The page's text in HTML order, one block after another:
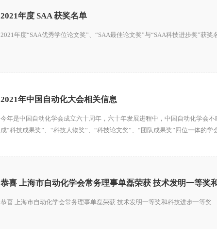
2021年度 SAA 获奖名单
2021年度“SAA优秀学位论文奖”、“SAA最佳论文奖”与“SAA科技进步奖”获奖
2021年中国自动化大会相关信息
今年是中国自动化学会成立六十周年，六十年发展进程中，中国自动化学会
成“科技成果奖”、“科技人物奖”、“科技论文奖”、“团队成果奖”四位一体的
恭喜 上海市自动化学会常务理事单磊荣获 技术发明一等奖
恭喜 上海市自动化学会常务理事单磊荣获 技术发明一等奖和科技进步一等奖